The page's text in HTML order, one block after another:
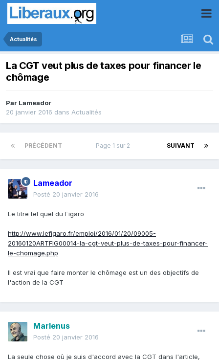
Actualités
La CGT veut plus de taxes pour financer le
chômage
Par Lameador
20 janvier 2016 dans Actualités
PRÉCÉDENT SUIVANT
Page 1 sur 2
Lameador
Posté 20 janvier 2016
Le titre tel quel du Figaro
http://www.lefigaro.fr/emploi/2016/01/20/09005-
20160120ARTFIG00014-la-cgt-veut-plus-de-taxes-pour-financer-
le-chomage.php
Il est vrai que faire monter le chômage est un des objectifs de
l'action de la CGT
Marlenus
Posté 20 janvier 2016
La seule chose où je suis d'accord avec la CGT dans l'article,